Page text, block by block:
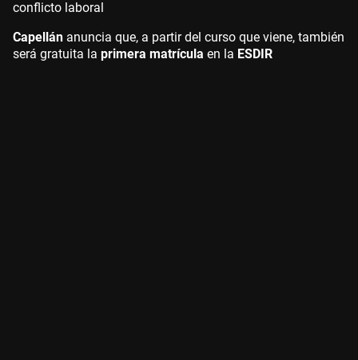
conflicto laboral
Capellán anuncia que, a partir del curso que viene, también
será gratuita la primera matrícula en la ESDIR